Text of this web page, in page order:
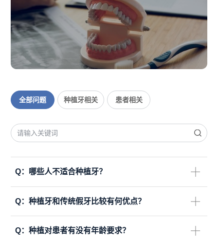
文章资讯
联系我们
CN EN
全部问题 种植牙相关 患者相关
Q： 哪些人不适合种植牙？
Q：种植牙和传统假牙比较有何优点？
Q：种植对患者有没有年龄要求？